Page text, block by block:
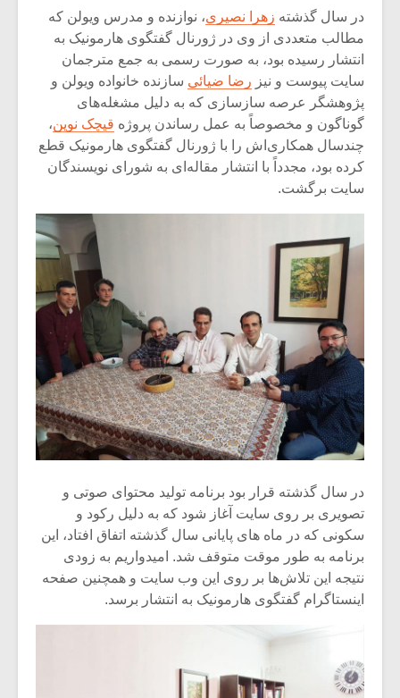
در سال گذشته زهرا نصیری، نوازنده و مدرس ویولن که
مطالب متعددی از وی در ژورنال گفتگوی هارمونیک به
انتشار رسیده بود، به صورت رسمی به جمع مترجمان
سایت پیوست و نیز رضا ضیائی سازنده خانواده ویولن و
پژوهشگر عرصه سازسازی که به دلیل مشغله‌های
گوناگون و مخصوصاً به عمل رساندن پروژه قیچک نوین،
چندسال همکاری‌اش را با ژورنال گفتگوی هارمونیک قطع
کرده بود، مجدداً با انتشار مقاله‌ای به شورای نویسندگان
سایت برگشت.
در سال گذشته قرار بود برنامه تولید محتوای صوتی و
تصویری بر روی سایت آغاز شود که به دلیل رکود و
سکونی که در ماه های پایانی سال گذشته اتفاق افتاد، این
برنامه به طور موقت متوقف شد. امیدواریم به زودی
نتیجه این تلاش‌ها بر روی این وب سایت و همچنین صفحه
اینستاگرام گفتگوی هارمونیک به انتشار برسد.
متن فیلم «متری
شیش و نیم»
اگر نمی توانی
مشهورترین باشی،
بدنام ترین باش
دوره
موسیقی
سکانسی
موسیقی